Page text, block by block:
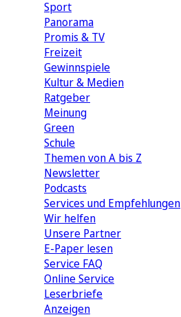
Sport
Panorama
Promis & TV
Freizeit
Gewinnspiele
Kultur & Medien
Ratgeber
Meinung
Green
Schule
Themen von A bis Z
Newsletter
Podcasts
Services und Empfehlungen
Wir helfen
Unsere Partner
E-Paper lesen
Service FAQ
Online Service
Leserbriefe
Anzeigen